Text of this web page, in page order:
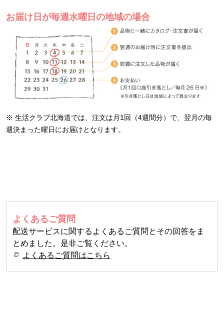
お届け日が毎週水曜日の地域の場合
※ 生活クラブ北海道では、注文は月1回（4週間分）で、翌月の毎
週決まった曜日にお届けとなります。
よくあるご質問
配送サービスに関するよくあるご質問とその回答をま
とめました。是非ご覧ください。
よくあるご質問はこちら